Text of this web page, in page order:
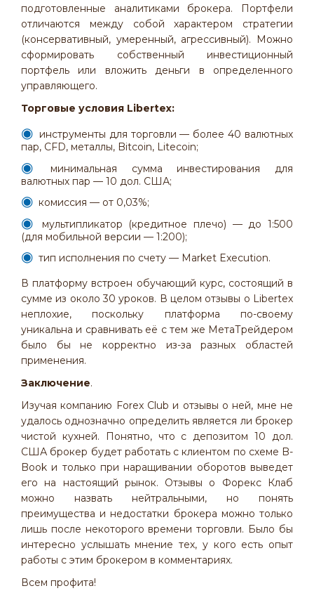
подготовленные аналитиками брокера. Портфели
отличаются между собой характером стратегии
(консервативный, умеренный, агрессивный). Можно
сформировать собственный инвестиционный
портфель или вложить деньги в определенного
управляющего.
Торговые условия Libertex:
инструменты для торговли — более 40 валютных
пар, CFD, металлы, Bitcoin, Litecoin;
минимальная сумма инвестирования для
валютных пар — 10 дол. США;
комиссия — от 0,03%;
мультипликатор (кредитное плечо) — до 1:500
(для мобильной версии — 1:200);
тип исполнения по счету — Market Execution.
В платформу встроен обучающий курс, состоящий в
сумме из около 30 уроков. В целом отзывы о Libertex
неплохие, поскольку платформа по-своему
уникальна и сравнивать её с тем же МетаТрейдером
было бы не корректно из-за разных областей
применения.
Заключение.
Изучая компанию Forex Club и отзывы о ней, мне не
удалось однозначно определить является ли брокер
чистой кухней. Понятно, что с депозитом 10 дол.
США брокер будет работать с клиентом по схеме B-
Book и только при наращивании оборотов выведет
его на настоящий рынок. Отзывы о Форекс Клаб
можно назвать нейтральными, но понять
преимущества и недостатки брокера можно только
лишь после некоторого времени торговли. Было бы
интересно услышать мнение тех, у кого есть опыт
работы с этим брокером в комментариях.
Всем профита!